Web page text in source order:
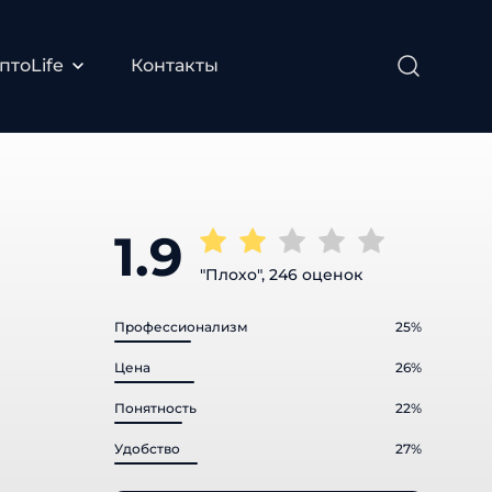
Контакты
1.9 "Плохо", 246 оценок
Профессионализм 25%
Цена 26%
Понятность 22%
Удобство 27%